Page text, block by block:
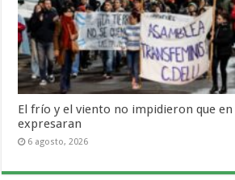
El frío y el viento no impidieron que
expresaran
6 agosto, 2026